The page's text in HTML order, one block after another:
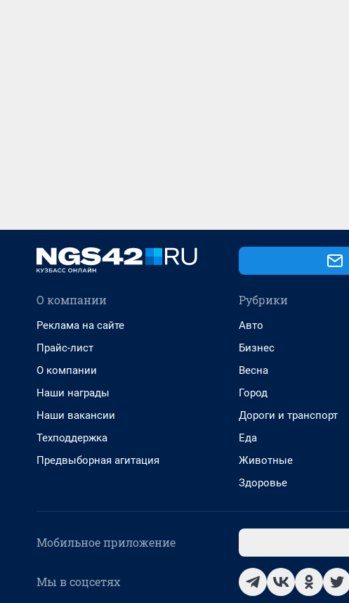
О компании
Реклама на сайте
Прайс-лист
О компании
Наши награды
Наши вакансии
Техподдержка
Предвыборная агитация
Рубрики
Авто
Бизнес
Весна
Город
Дороги и транспорт
Еда
Животные
Здоровье
Мобильное приложение
Мы в соцсетях